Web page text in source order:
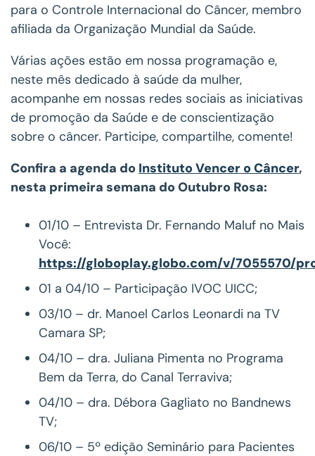
para o Controle Internacional do Câncer, membro
afiliada da Organização Mundial da Saúde.
Várias ações estão em nossa programação e,
neste mês dedicado à saúde da mulher,
acompanhe em nossas redes sociais as iniciativas
de promoção da Saúde e de conscientização
sobre o câncer. Participe, compartilhe, comente!
Confira a agenda do Instituto Vencer o Câncer,
nesta primeira semana do Outubro Rosa:
01/10 – Entrevista Dr. Fernando Maluf no Mais
Você:
https://globoplay.globo.com/v/7055570/
01 a 04/10 – Participação IVOC UICC;
03/10 – dr. Manoel Carlos Leonardi na TV
Camara SP;
04/10 – dra. Juliana Pimenta no Programa
Bem da Terra, do Canal Terraviva;
04/10 – dra. Débora Gagliato no Bandnews
TV;
06/10 – 5º edição Seminário para Pacientes